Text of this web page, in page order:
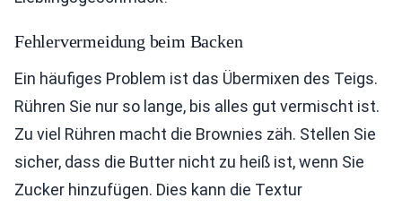
Fehlervermeidung beim Backen
Ein häufiges Problem ist das Übermixen des Teigs.
Rühren Sie nur so lange, bis alles gut vermischt ist.
Zu viel Rühren macht die Brownies zäh. Stellen Sie
sicher, dass die Butter nicht zu heiß ist, wenn Sie
Zucker hinzufügen. Dies kann die Textur